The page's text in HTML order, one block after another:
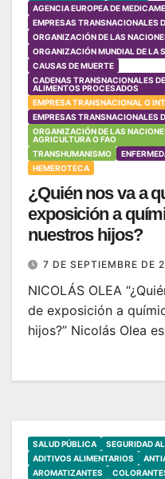
AGENCIA EUROPEA DE
EMPRESAS TRANSNACIONALES
ORGANIZACIÓN DE LAS
ORGANIZACIÓN MUNDIAL DE LA
CAUSAS DE MUERTE
CADENAS TRANSNACIONALES
ALIMENTOS PROCESADOS
EMPRESA TRANSNACIONAL O
EMPRESAS TRANSNACIONALES
ORGANIZACIÓN DE LAS
AGRICULTURA O FAO
TRANSHUMANISMO
HEMEROTECA
¿Quién nos va a
exposición a
nuestros hijos?
7 DE SEPTIEMBRE DE
NICOLÁS OLEA
de exposición a
hijos?” Nicolás Olea
SALUD PÚBLICA SEGURIDAD
ADITIVOS ALIMENTARIOS
AROMATIZANTES